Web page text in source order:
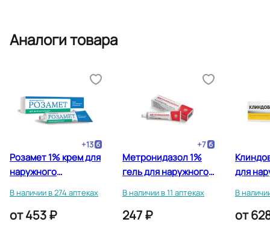
Аналоги товара
+13
Розамет 1% крем для
наружного
В наличии в 274 аптеках
от453 ₽
+7
Метронидазол 1%
гель для наружного
В наличии в 11 аптеках
247 ₽
для
В
от